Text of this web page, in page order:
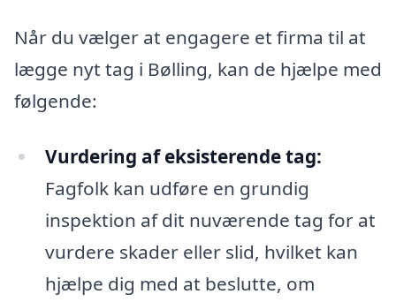
Når du vælger at engagere et firma til at
lægge nyt tag i Bølling, kan de hjælpe med
følgende:
Vurdering af eksisterende tag:
Fagfolk kan udføre en grundig
inspektion af dit nuværende tag for at
vurdere skader eller slid, hvilket kan
hjælpe dig med at beslutte, om